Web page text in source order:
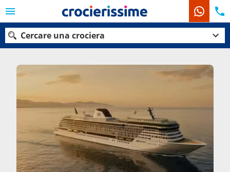
Cercare una crociera
Mesi di partenza
Porti Compagnie
Ricerca